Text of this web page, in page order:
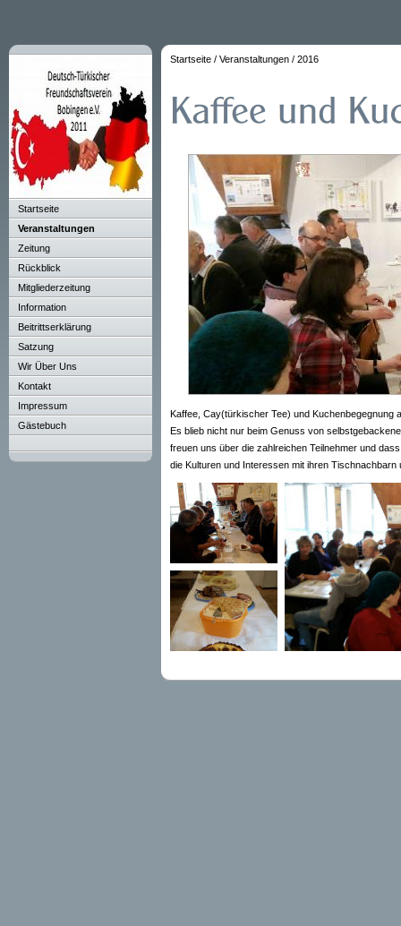
Startseite
Veranstaltungen
Zeitung
Rückblick
Mitgliederzeitung
Information
Beitrittserklärung
Satzung
Wir Über Uns
Kontakt
Impressum
Gästebuch
Startseite / Veranstaltungen / 2016
Kaffee, Cay(türkischer Tee) und Kuchenbegegnung
Es blieb nicht nur beim Genuss von
freuen uns über die zahlreichen Teilnehmer und
die Kulturen und Interessen mit ihren